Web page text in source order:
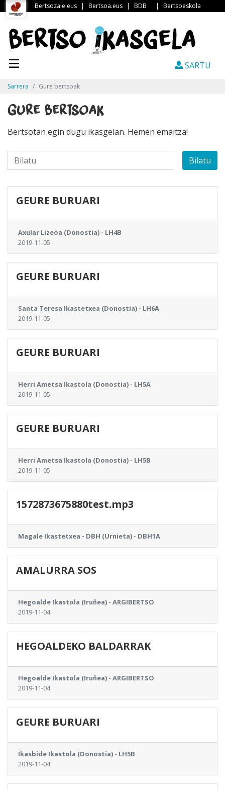
Bertsozale.eus | Bertsoa.eus | BDB | Bertsoeskola
SARTU
Sarrera Gure bertsoak
Gure bertsoak
Bertsotan egin dugu ikasgelan. Hemen emaitza!
Bilatu
GEURE BURUARI
Axular Lizeoa (Donostia) - LH4B
2019-11-05
GEURE BURUARI
Santa Teresa Ikastetxea (Donostia) - LH6A
2019-11-05
GEURE BURUARI
Herri Ametsa Ikastola (Donostia) - LH5A
2019-11-05
GEURE BURUARI
Herri Ametsa Ikastola (Donostia) - LH5B
2019-11-05
1572873675880test.mp3
Magale Ikastetxea - DBH (Urnieta) - DBH1A
AMALURRA SOS
Hegoalde Ikastola (Iruñea) - ARGIBERTSO
2019-11-04
HEGOALDEKO BALDARRAK
Hegoalde Ikastola (Iruñea) - ARGIBERTSO
2019-11-04
GEURE BURUARI
Ikasbide Ikastola (Donostia) - LH5B
2019-11-04